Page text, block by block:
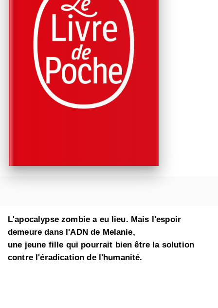
L'apocalypse zombie a eu lieu. Mais l'espoir
demeure dans l'ADN de Melanie,
une jeune fille qui pourrait bien être la solution
contre l'éradication de l'humanité.